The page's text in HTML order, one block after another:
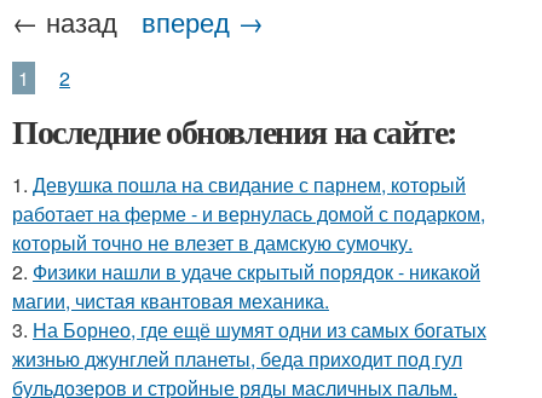
← назад вперед →
1 2
Последние обновления на сайте:
1. Девушка пошла на свидание с парнем, который
работает на ферме - и вернулась домой с подарком,
который точно не влезет в дамскую сумочку.
2. Физики нашли в удаче скрытый порядок - никакой
магии, чистая квантовая механика.
3. На Борнео, где ещё шумят одни из самых богатых
жизнью джунглей планеты, беда приходит под гул
бульдозеров и стройные ряды масличных пальм.